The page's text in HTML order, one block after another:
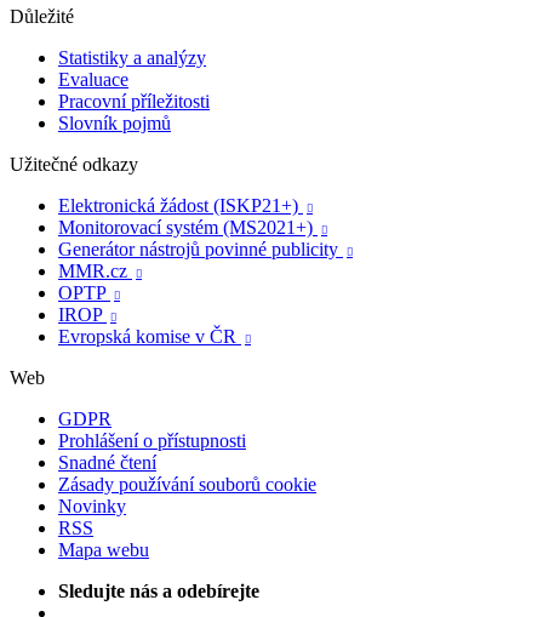
Důležité
Statistiky a analýzy
Evaluace
Pracovní příležitosti
Slovník pojmů
Užitečné odkazy
Elektronická žádost (ISKP21+)

Monitorovací systém (MS2021+) 
Generátor nástrojů povinné publicity 
MMR.cz 
OPTP 
IROP 
Evropská komise v ČR 
Web
GDPR
Prohlášení o přístupnosti
Snadné čtení
Zásady používání souborů cookie
Novinky
RSS
Mapa webu
Sledujte nás a odebírejte